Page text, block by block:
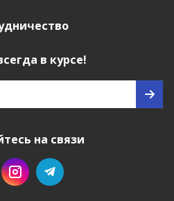
в курсе!
на связи